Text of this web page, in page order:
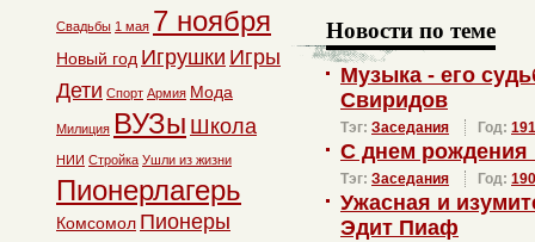
Новости по теме
Музыка - его
Свиридов
Тэг: Заседания Год:
С днем
Тэг: Заседания Год:
Ужасная и
Эдит Пиаф
Свадьбы 1 мая 7 ноября
Новый год Игрушки Игры
Дети Спорт Армия Мода
Милиция ВУЗы Школа
НИИ Стройка Ушли из жизни
Пионерлагерь
Комсомол Пионеры